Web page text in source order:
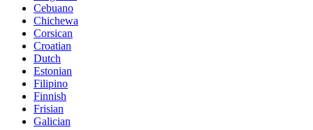
Cebuano
Chichewa
Corsican
Croatian
Dutch
Estonian
Filipino
Finnish
Frisian
Galician